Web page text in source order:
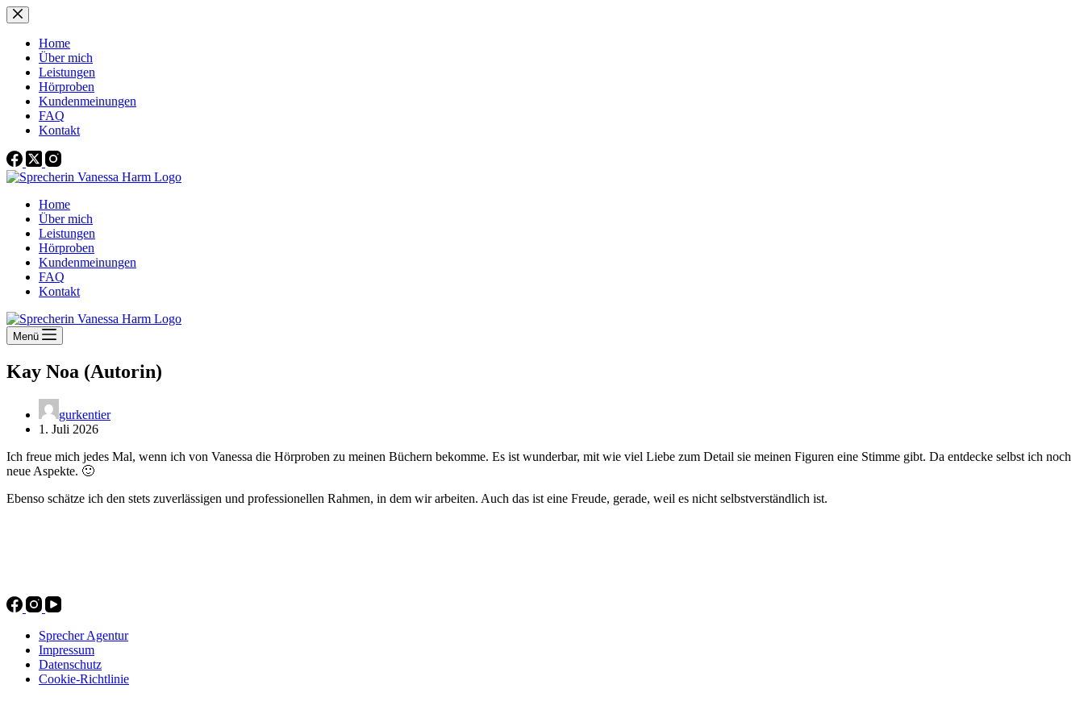
Zum
Inhalt
springenHome
Über mich
Leistungen
Hörproben
Kundenmeinungen
FAQ
Kontakt
Home
Über mich
Leistungen
Hörproben
Kundenmeinungen
FAQ
Kontakt
Menü
Kay Noa (Autorin)
gurkentier
1. Juli 2026
Ich freue mich jedes Mal, wenn ich von Vanessa die Hörproben zu meinen Büchern bekomme. Es ist wunderbar, mit wie viel Liebe zum Detail sie meinen Figuren eine Stimme gibt. Da entdecke selbst ich noch
neue Aspekte. 🙂
Ebenso schätze ich den stets zuverlässigen und professionellen Rahmen, in dem wir arbeiten. Auch das ist eine Freude, gerade, weil es nicht selbstverständlich ist.
Sprecher Agentur
Impressum
Datenschutz
Cookie-Richtlinie